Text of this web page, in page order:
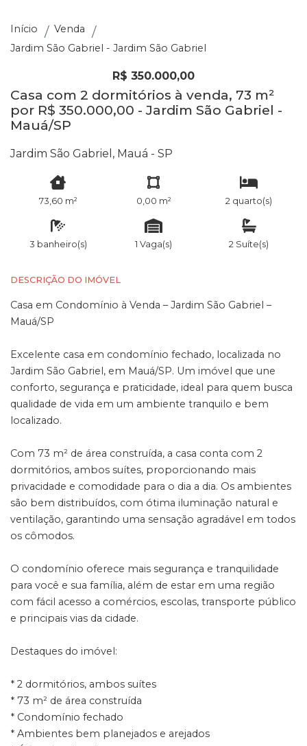
Início
Venda
Jardim São Gabriel - Jardim São Gabriel
R$ 350.000,00
Casa com 2 dormitórios à venda, 73 m²
por R$ 350.000,00 - Jardim São Gabriel -
Mauá/SP
Jardim São Gabriel, Mauá - SP
73,60 m² 0,00 m² 2 quarto(s)
3 banheiro(s) 1 Vaga(s) 2 Suíte(s)
DESCRIÇÃO DO IMÓVEL
Casa em Condomínio à Venda – Jardim São Gabriel –
Mauá/SP
Excelente casa em condomínio fechado, localizada no
Jardim São Gabriel, em Mauá/SP. Um imóvel que une
conforto, segurança e praticidade, ideal para quem busca
qualidade de vida em um ambiente tranquilo e bem
localizado.
Com 73 m² de área construída, a casa conta com 2
dormitórios, ambos suítes, proporcionando mais
privacidade e comodidade para o dia a dia. Os ambientes
são bem distribuídos, com ótima iluminação natural e
ventilação, garantindo uma sensação agradável em todos
os cômodos.
O condomínio oferece mais segurança e tranquilidade
para você e sua família, além de estar em uma região
com fácil acesso a comércios, escolas, transporte público
e principais vias da cidade.
Destaques do imóvel:
* 2 dormitórios, ambos suítes
* 73 m² de área construída
* Condomínio fechado
* Ambientes bem planejados e arejados